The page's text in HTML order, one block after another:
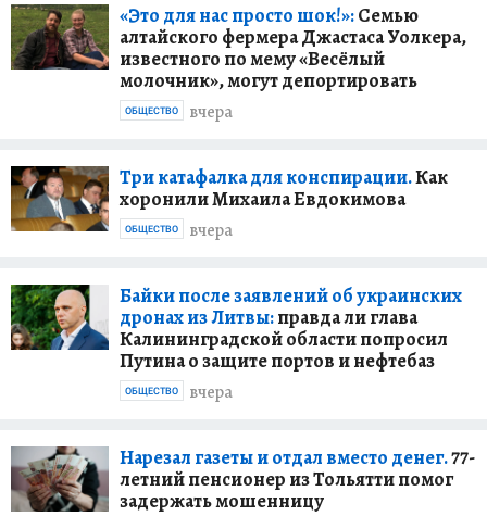
«Это для нас просто шок!»:Семью
алтайского фермера Джастаса Уолкера,
известного по мему «Весёлый
молочник», могут депортировать
вчера
ОБЩЕСТВО
Три катафалка для конспирации.Как
хоронили Михаила Евдокимова
вчера
ОБЩЕСТВО
Байки после заявлений об украинских
дронах из Литвы:правда ли глава
Калининградской области попросил
Путина о защите портов и нефтебаз
вчера
ОБЩЕСТВО
Нарезал газеты и отдал вместо денег.77-
летний пенсионер из Тольятти помог
задержать мошенницу